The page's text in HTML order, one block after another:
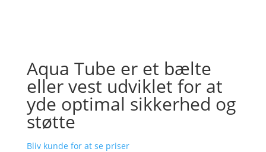
Aqua Tube er et bælte
eller vest udviklet for at
yde optimal sikkerhed og
støtte
Bliv kunde for at se priser